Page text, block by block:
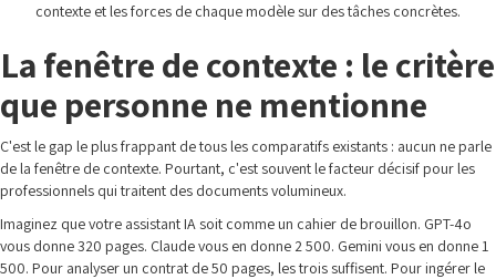
contexte et les forces de chaque modèle sur des tâches concrètes.
La fenêtre de contexte : le critère
que personne ne mentionne
C'est le gap le plus frappant de tous les comparatifs existants : aucun ne parle
de la fenêtre de contexte. Pourtant, c'est souvent le facteur décisif pour les
professionnels qui traitent des documents volumineux.
Imaginez que votre assistant IA soit comme un cahier de brouillon. GPT-4o
vous donne 320 pages. Claude vous en donne 2 500. Gemini vous en donne 1
500. Pour analyser un contrat de 50 pages, les trois suffisent. Pour ingérer le